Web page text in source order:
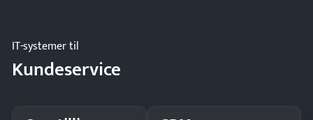
IT-systemer til
Kundeservice